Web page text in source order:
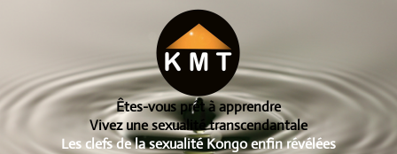
Êtes-vous prêt à apprendre
Vivez une sexualité transcendantale
Les clefs de la sexualité Kongo enfin révélées